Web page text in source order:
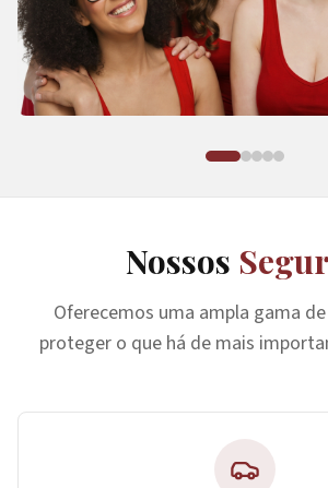
Nossos
Oferecemos uma ampla gama
proteger o que há de mais